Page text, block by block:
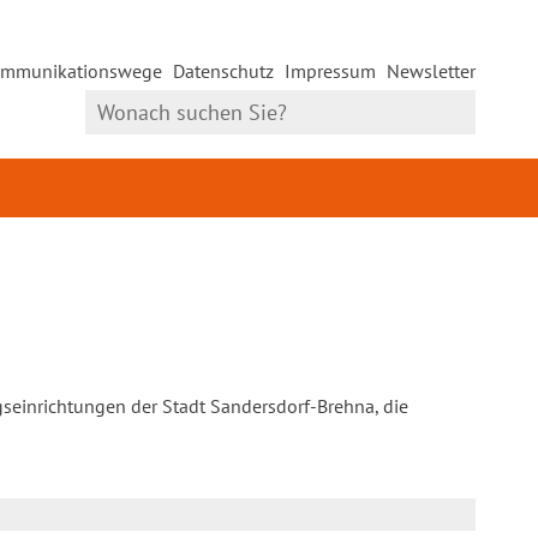
Datenschutz Impressum Newsletter
der Stadt Sandersdorf-Brehna, die